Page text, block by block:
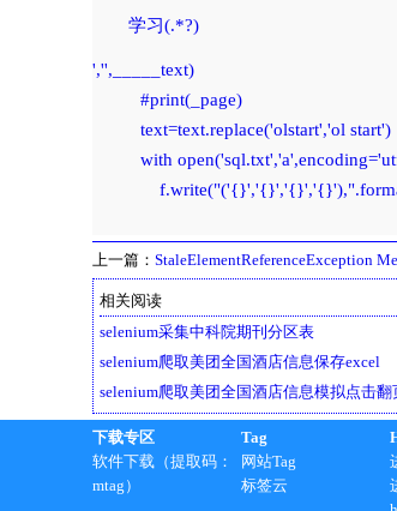
学习(.*?)
','',_____text)
#print(_page)
text=text.replace('olstart','ol start')
with
上一篇： StaleElementReferenceException
相关阅读
selenium采集中科院期刊分区表
selenium爬取美团全国酒店信息保存excel
selenium爬取美团全国酒店信息模拟点击翻
下载专区
软件下载（提取码：
mtag）
Tag
网站Tag
标签云